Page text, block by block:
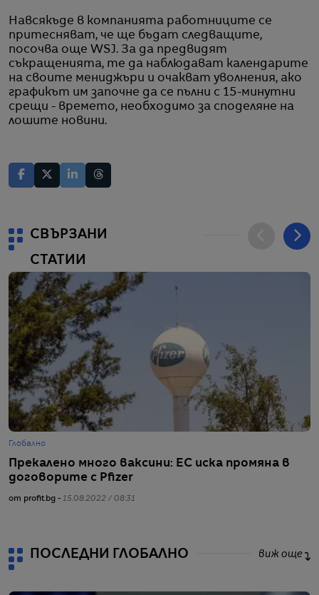
Навсякъде в компанията работниците се
притесняват, че ще бъдат следващите,
посочва още WSJ. За да предвидят
съкращенията, те да наблюдават календарите
на своите мениджъри и очакват уволнения, ако
графикът им започне да се пълни с 15-минутни
срещи - времето, необходимо за споделяне на
лошите новини.
СВЪРЗАНИ
СТАТИИ
Глобално
Прекалено много ваксини: ЕС иска промяна в
договорите с Pfizer
от profit.bg - 15.08.2022 / 08:31
ПОСЛЕДНИ ГЛОБАЛНО виж още